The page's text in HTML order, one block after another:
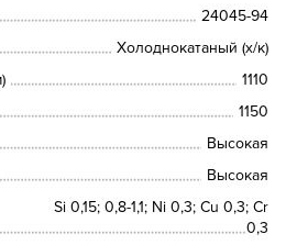
24045-94
Холоднокатаный (х/к)
1110
1150
Высокая
Высокая
Si 0,15; 0,8-1,1; Ni 0,3; Сu 0,3; Cr
0,3